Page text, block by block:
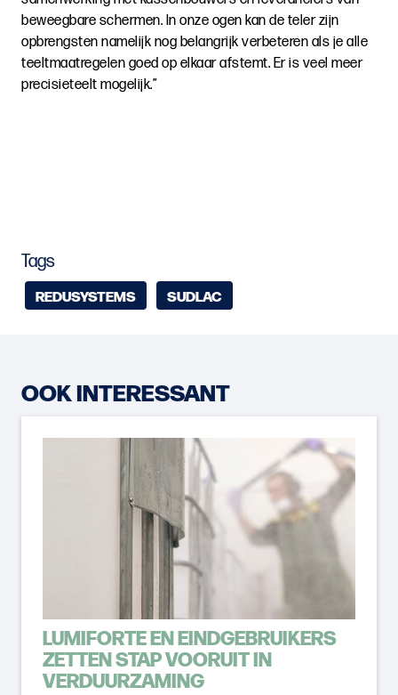
beweegbare schermen. In onze ogen kan de teler zijn
opbrengsten namelijk nog belangrijk verbeteren als je alle
teeltmaatregelen goed op elkaar afstemt. Er is veel meer
precisieteelt mogelijk.”
Tags
REDUSYSTEMS SUDLAC
OOK INTERESSANT
LUMIFORTE EN EINDGEBRUIKERS
ZETTEN STAP VOORUIT IN
VERDUURZAMING